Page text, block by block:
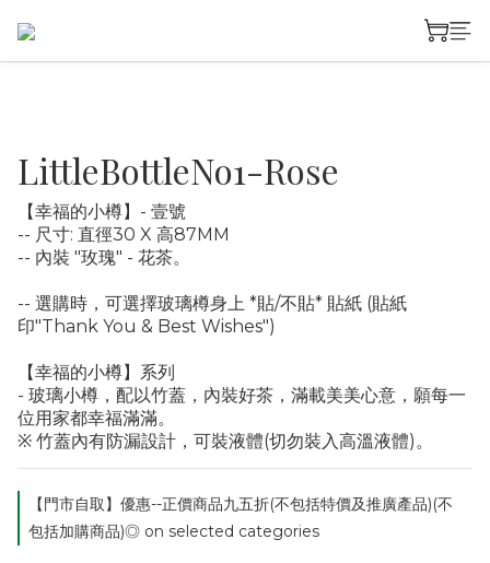
LittleBottleNo1-Rose
【幸福的小樽】- 壹號
-- 尺寸: 直徑30 X 高87MM
-- 內裝 "玫瑰" - 花茶。
-- 選購時，可選擇玻璃樽身上 *貼/不貼* 貼紙 (貼紙
印"Thank You & Best Wishes")
【幸福的小樽】系列
- 玻璃小樽，配以竹蓋，內裝好茶，滿載美美心意，願每一
位用家都幸福滿滿。
※ 竹蓋內有防漏設計，可裝液體(切勿裝入高溫液體)。
【門市自取】優惠--正價商品九五折(不包括特價及推廣產品)(不
包括加購商品)◎ on selected categories